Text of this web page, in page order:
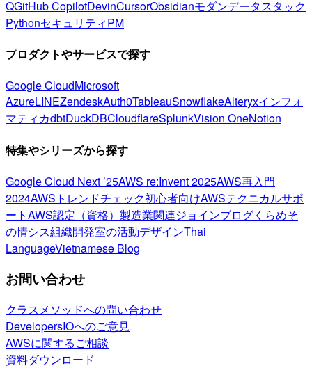
QGitHub CopilotDevinCursorObsidianモダンデータスタック
PythonセキュリティPM
プロダクトやサービスで探す
Google CloudMicrosoft
AzureLINEZendeskAuth0TableauSnowflakeAlteryxインフォ
マティカdbtDuckDBCloudflareSplunkVision OneNotion
特集やシリーズから探す
Google Cloud Next ’25AWS re:Invent 2025AWS再入門
2024AWSトレンドチェック初心者向けAWSテクニカルサポ
ートAWS認定（資格） 製造業関連ジョインブログくらめそ
の情シス組織開発室の活動デザインThai
LanguageVietnamese Blog
お問い合わせ
クラスメソッドへの問い合わせ
DevelopersIOへのご意見
AWSに関するご相談
資料ダウンロード